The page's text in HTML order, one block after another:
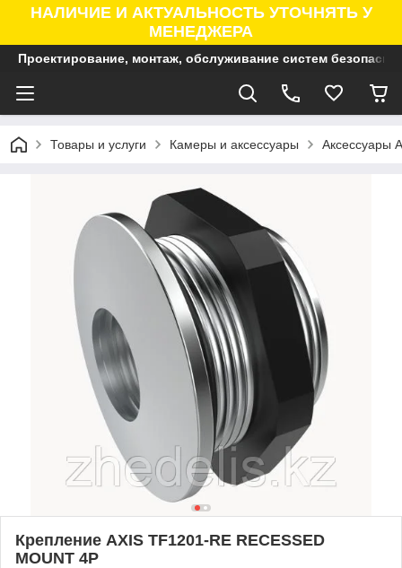
НАЛИЧИЕ И АКТУАЛЬНОСТЬ УТОЧНЯТЬ У
МЕНЕДЖЕРА
Проектирование, монтаж, обслуживание систем
Товары и услуги Камеры и аксессуары Аксессуары
Крепление AXIS TF1201-RE RECESSED
MOUNT 4P